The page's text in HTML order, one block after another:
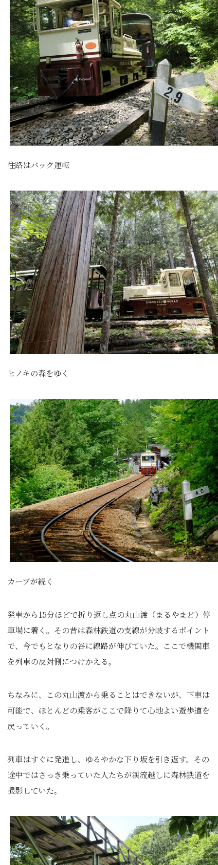
往路はバック運転
ヒノキの森をゆく
カーブが続く
発車から15分ほどで折り返し点の丸山渡（まるやまど）停
車場に着く。その昔は森林鉄道の支線が分岐するポイント
で、今でもとなりの谷に線路が伸びていた。ここで機関車
を列車の反対側につけかえる。
ちなみに、この丸山渡から乗ることはできないが、下車は
可能で、ほとんどの乗客がここで降りて心地よい遊歩道を
戻っていく。
列車はすぐに発進し、ゆるやかな下り坂を引き返す。その
途中ではさっき乗っていた人たちが渓流越しに森林鉄道を
撮影していた。